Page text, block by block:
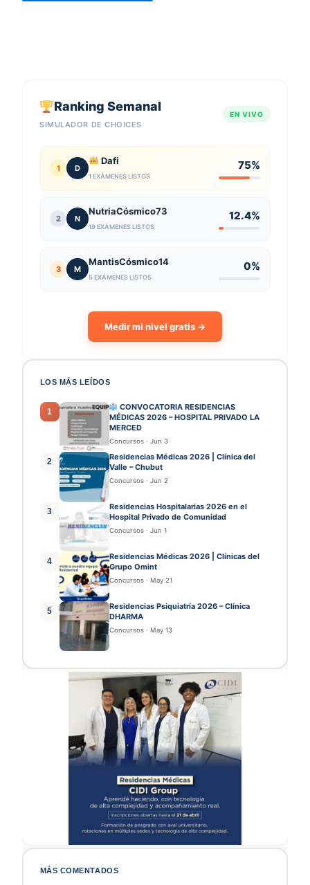
Ranking Semanal
SIMULADOR DE CHOICES
EN VIVO
1 D
Dafi
1 EXÁMENES LISTOS
75%
2 N
NutriaCósmico73
19 EXÁMENES LISTOS
12.4%
3 M
MantisCósmico14
5 EXÁMENES LISTOS
0%
Medir mi nivel gratis →
LOS MÁS LEÍDOS
1
CONVOCATORIA RESIDENCIAS
MÉDICAS 2026 – HOSPITAL PRIVADO LA
MERCED
Concursos · Jun 3
2
Residencias Médicas 2026 | Clínica del
Valle – Chubut
Concursos · Jun 2
3
Residencias Hospitalarias 2026 en el
Hospital Privado de Comunidad
Concursos · Jun 1
4
Residencias Médicas 2026 | Clínicas del
Grupo Omint
Concursos · May 21
5
Residencias Psiquiatría 2026 – Clínica
DHARMA
Concursos · May 13
MÁS COMENTADOS